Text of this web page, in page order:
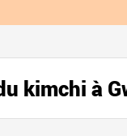
kimchi à